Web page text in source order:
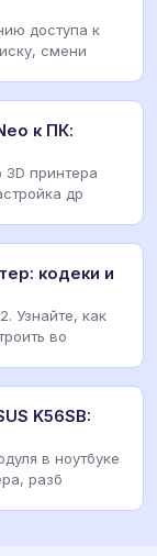
доступа к
смени
к ПК:
принтера
др
кодеки и
Узнайте, как
во
K56SB:
в ноутбуке
разб